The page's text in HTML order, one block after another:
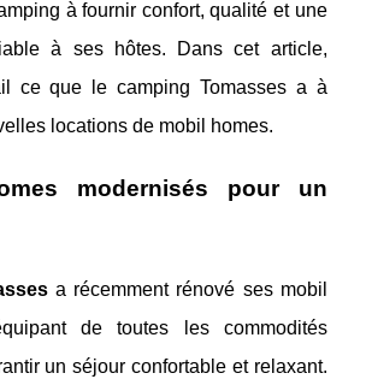
à fournir confort, qualité et une
à ses hôtes. Dans cet article,
ce que le camping Tomasses a à
locations de mobil homes.
modernisés pour un
a récemment rénové ses mobil
de toutes les commodités
un séjour confortable et relaxant.